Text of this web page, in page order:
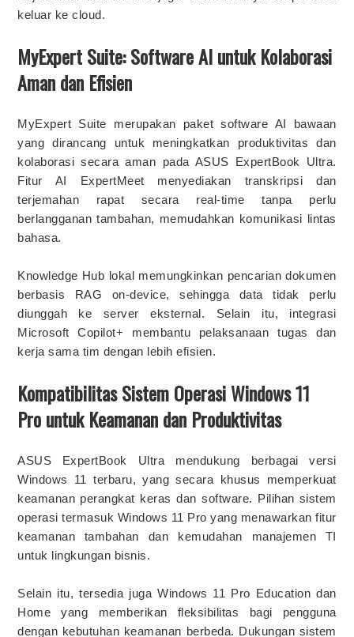
keluar ke cloud.
MyExpert Suite: Software AI untuk Kolaborasi
Aman dan Efisien
MyExpert Suite merupakan paket software AI bawaan
yang dirancang untuk meningkatkan produktivitas dan
kolaborasi secara aman pada ASUS ExpertBook Ultra.
Fitur AI ExpertMeet menyediakan transkripsi dan
terjemahan rapat secara real-time tanpa perlu
berlangganan tambahan, memudahkan komunikasi lintas
bahasa.
Knowledge Hub lokal memungkinkan pencarian dokumen
berbasis RAG on-device, sehingga data tidak perlu
diunggah ke server eksternal. Selain itu, integrasi
Microsoft Copilot+ membantu pelaksanaan tugas dan
kerja sama tim dengan lebih efisien.
Kompatibilitas Sistem Operasi Windows 11
Pro untuk Keamanan dan Produktivitas
ASUS ExpertBook Ultra mendukung berbagai versi
Windows 11 terbaru, yang secara khusus memperkuat
keamanan perangkat keras dan software. Pilihan sistem
operasi termasuk Windows 11 Pro yang menawarkan fitur
keamanan tambahan dan kemudahan manajemen TI
untuk lingkungan bisnis.
Selain itu, tersedia juga Windows 11 Pro Education dan
Home yang memberikan fleksibilitas bagi pengguna
dengan kebutuhan keamanan berbeda. Dukungan sistem